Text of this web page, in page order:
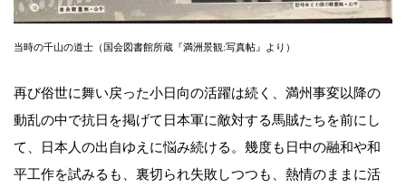
当時の千山の道士（国会図書館所蔵『満洲景観:写真帖』より）
再び俗世に舞い戻った小日向の活躍は続く、満州事変以降の
動乱の中で抗日を掲げて日本軍に敵対する馬賊たちを前にし
て、日本人の出自ゆえに悩み続ける。幾度も日中の融和や和
平工作を試みるも、裏切られ失敗しつつも、熱情のままに活